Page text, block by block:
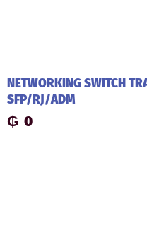
NETWORKING SWITCH
SFP/RJ/ADM
₲ 0